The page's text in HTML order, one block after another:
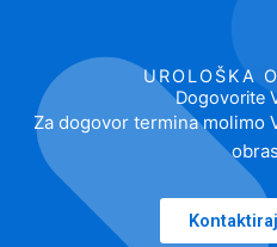
UROLOŠKA
Dogovorite
Za dogovor termina molimo